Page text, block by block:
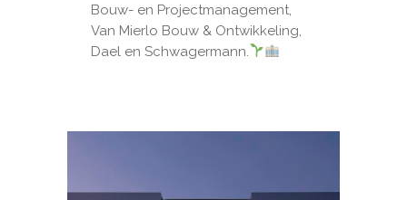
Bouw- en Projectmanagement,
Van Mierlo Bouw & Ontwikkeling,
Dael en Schwagermann.